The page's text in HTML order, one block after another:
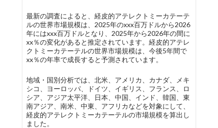
最新の調査によると、経皮的アテレクトミーカテーテ
ルの世界市場規模は、2025年のxxx百万ドルから2026
年にはxxx百万ドルとなり、2025年から2026年の間に
xx％の変化があると推定されています。経皮的アテレ
クトミーカテーテルの世界市場規模は、今後5年間で
xx％の年率で成長すると予測されています。
地域・国別分析では、北米、アメリカ、カナダ、メキ
シコ、ヨーロッパ、ドイツ、イギリス、フランス、ロ
シア、アジア太平洋、日本、中国、インド、韓国、東
南アジア、南米、中東、アフリカなどを対象にして、
経皮的アテレクトミーカテーテルの市場規模を算出し
ました。